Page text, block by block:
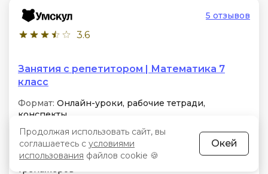
3.6
5 отзывов
Занятия с репетитором | Математика 7
класс
Формат: Онлайн-уроки, рабочие тетради,
конспекты
Особенности:Персональная траектория на основе
диагностики, точечное восполнение пробелов и
закрепление материала с помощью цифровых
тренажеров
Продолжая использовать сайт, вы
соглашаетесь с условиями
использования файлов cookie 🍪
Окей